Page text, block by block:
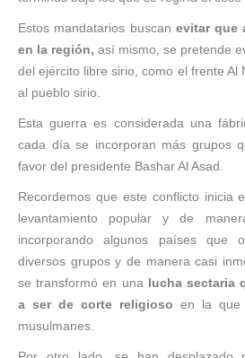
Estos mandatarios buscan evitar que
en la región, así mismo, se pretende
del ejército libre sirio, como el frente Al
al pueblo sirio.
Esta guerra es considerada una
cada día se incorporan más grupos
favor del presidente Bashar Al Asad.
Recordemos que este conflicto inicia
levantamiento popular y de
incorporando algunos países que
diversos grupos y de manera casi
se transformó en una lucha sectaria
a ser de corte religioso en la que
musulmanes.